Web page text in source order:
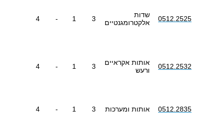
0512.2525
שדות
אלקטרומגנטיים
3
1
-
4
0512.2532
אותות אקראיים
ורעש
3
1
-
4
0512.2835 אותות ומערכות 3
1
-
4